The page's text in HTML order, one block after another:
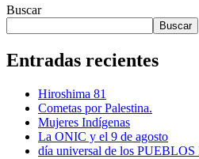
Buscar
Buscar
Entradas recientes
Hiroshima 81
Cometas por Palestina.
Mujeres Indígenas
La ONIC y el 9 de agosto
día universal de los PUEBLOS